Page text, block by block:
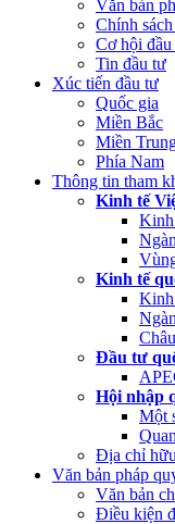
Văn bản
Chính
Cơ hội
Tin đầu tư
Xúc tiến đầu tư
Quốc gia
Miền Bắc
Miền
Phía Nam
Thông tin tham
Kinh tế
Kinh tế
Kinh
Đầu tư
Hội nhập
Một
Địa chỉ
Văn bản pháp
Văn bản
Điều kiện